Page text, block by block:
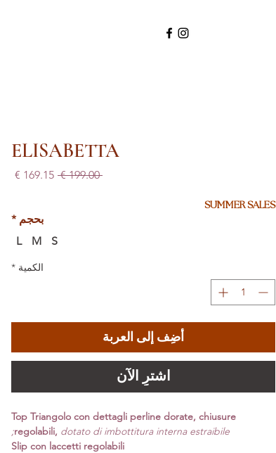
ELISABETTA
‏199.00 €
سعر
سعر
SUMMER SALES
بحجم *
S
M
L
الكمية *
أضِف إلى العربة
اشترِ الآن
Top Triangolo con dettagli perline dorate, chiusure
regolabili, dotato di imbottitura interna estraibile;
Slip con laccetti regolabili